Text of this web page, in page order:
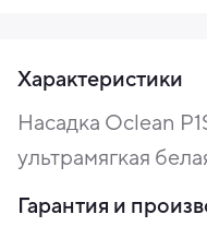
Характеристики
Насадка Oclean
ультрамягкая
Гарантия и